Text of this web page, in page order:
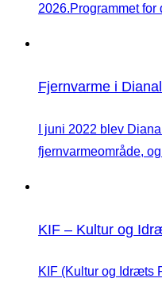
2026.Programmet for
Fjernvarme i
I juni 2022 blev
fjernvarmeområde, og
KIF – Kultur og
KIF (Kultur og Idræts